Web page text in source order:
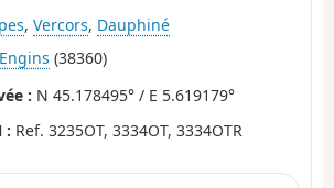
, Vercors, Dauphiné
Engins (38360)
: N 45.178495° / E 5.619179°
: Ref. 3235OT, 3334OT, 3334OTR